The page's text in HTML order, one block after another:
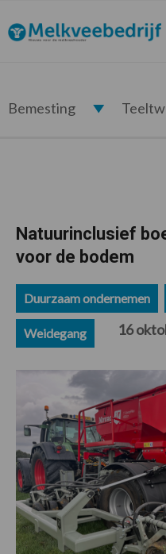
de
hoofdnavigatie
de
hoofd
de
eerste
de
voettekst
Melkveebedrijf.nl
Bemesting
Natuurinclusief
voor de bodem
Duurzaam ondernemen
Weidegang 16